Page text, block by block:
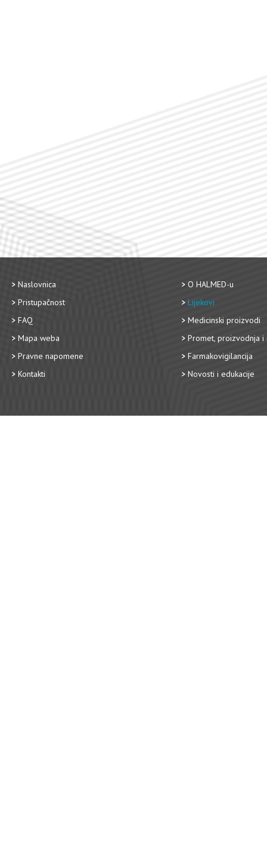
Naslovnica
Pristupačnost
FAQ
Mapa weba
Pravne napomene
Kontakti
O HALMED-u
Lijekovi
Medicinski proizvodi
Promet, proizvodnja i
Farmakovigilancija
Novosti i edukacije